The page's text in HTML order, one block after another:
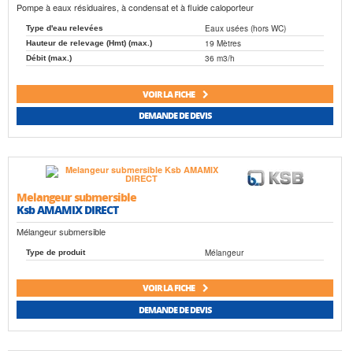
Pompe à eaux résiduaires, à condensat et à fluide caloporteur
Type d'eau relevées Eaux usées (hors WC)
Hauteur de relevage (Hmt) (max.) 19 Mètres
Débit (max.) 36 m3/h
VOIR LA FICHE
DEMANDE DE DEVIS
Melangeur submersible
Ksb AMAMIX DIRECT
Mélangeur submersible
Type de produit Mélangeur
VOIR LA FICHE
DEMANDE DE DEVIS